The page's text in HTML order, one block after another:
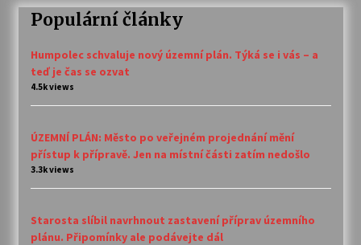
Populární články
Humpolec schvaluje nový územní plán. Týká se i vás – a
teď je čas se ozvat
4.5k views
ÚZEMNÍ PLÁN: Město po veřejném projednání mění
přístup k přípravě. Jen na místní části zatím nedošlo
3.3k views
Starosta slíbil navrhnout zastavení příprav územního
plánu. Připomínky ale podávejte dál